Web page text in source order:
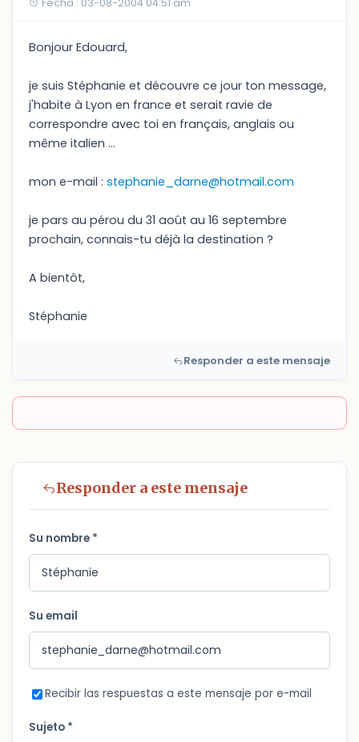
Fecha : 03-08-2004 04:51 am
Bonjour Edouard,
je suis Stéphanie et découvre ce jour ton message,
j'habite à Lyon en france et serait ravie de
correspondre avec toi en français, anglais ou
même italien ...
mon e-mail : stephanie_darne@hotmail.com
je pars au pérou du 31 août au 16 septembre
prochain, connais-tu déjà la destination ?
A bientôt,
Stéphanie
Responder a este mensaje
Responder a este mensaje
Su nombre *
Su email
Recibir las respuestas a este mensaje por e-mail
Sujeto *